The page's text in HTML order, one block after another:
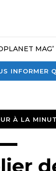
MAG’
À LA